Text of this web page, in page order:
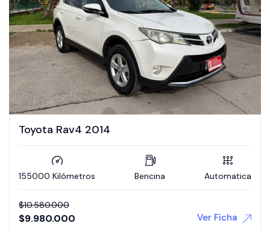
Toyota Rav4 2014
155000 Kilómetros Bencina Automatica
$10.580.000
$9.980.000 Ver Ficha